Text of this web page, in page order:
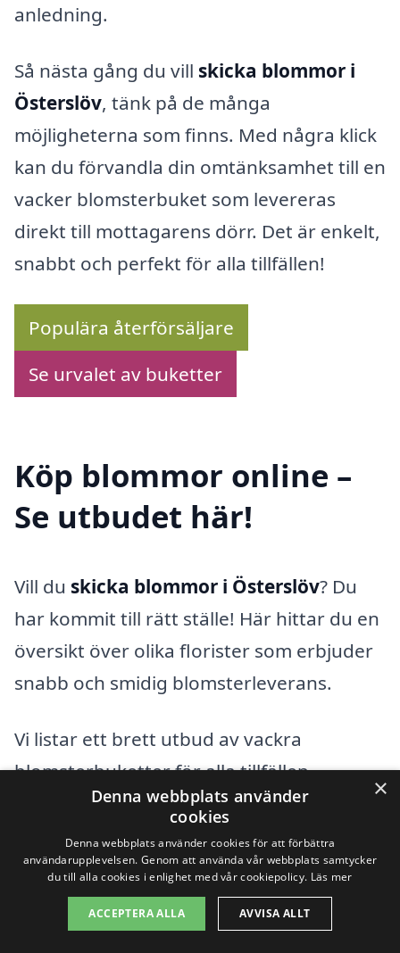
anledning.
Så nästa gång du vill skicka blommor i
Österslöv, tänk på de många
möjligheterna som finns. Med några klick
kan du förvandla din omtänksamhet till en
vacker blomsterbuket som levereras
direkt till mottagarens dörr. Det är enkelt,
snabbt och perfekt för alla tillfällen!
Populära återförsäljare
Se urvalet av buketter
Köp blommor online –
Se utbudet här!
Vill du skicka blommor i Österslöv? Du
har kommit till rätt ställe! Här hittar du en
översikt över olika florister som erbjuder
snabb och smidig blomsterleverans.
Vi listar ett brett utbud av vackra
blomsterbuketter för alla tillfällen –
födelsedagar, bröllop eller bara för att
sprida glädje. Beställ enkelt online och få
blommorna levererade direkt till
mottagaren.
×
Denna webbplats använder
cookies
Denna webbplats använder cookies för att förbättra
användarupplevelsen. Genom att använda vår webbplats samtycker
du till alla cookies i enlighet med vår cookiepolicy. Läs mer
ACCEPTERA ALLA AVVISA ALLT